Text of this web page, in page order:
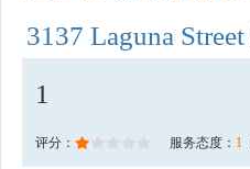
3137 Laguna Street
1
评分： 服务态度： 1